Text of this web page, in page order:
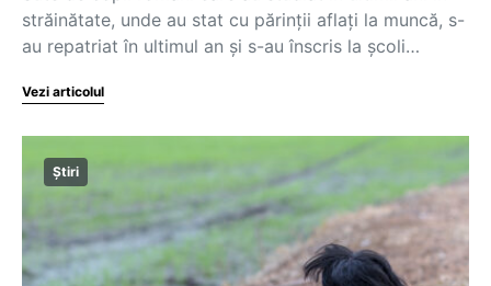
străinătate, unde au stat cu părinţii aflaţi la muncă, s-
au repatriat în ultimul an şi s-au înscris la şcoli…
Vezi articolul
Știri